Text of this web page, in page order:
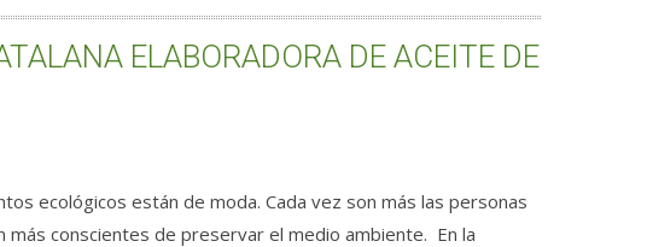
ELABORADORA DE ACEITE DE
ecológicos están de moda. Cada vez son más las personas
más conscientes de preservar el medio ambiente. En la